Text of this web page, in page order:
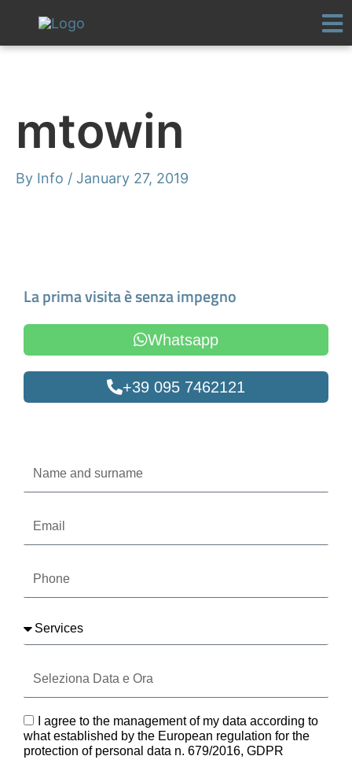
content
mtowin
By Info / January 27, 2019
La prima visita è senza impegno
Whatsapp
+39 095 7462121
and
surname
Services
Data
e
GDPRI agree to the management of my data according to
what established by the European regulation for the
protection of personal data n. 679/2016, GDPR